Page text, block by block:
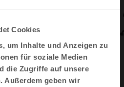
Cookies
um Inhalte und Anzeigen zu
für soziale Medien
die Zugriffe auf unsere
Außerdem geben wir
4 5 6 7